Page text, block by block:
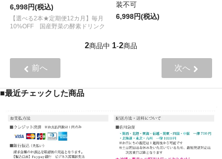
6,998円(税込)
【選べる2本★定期便12カ月】毎月
10%OFF 国産野菜の酵素ドリンク
装不可
6,998円(税込)
2商品中 1-2商品
前へ 次へ
■最近チェックした商品